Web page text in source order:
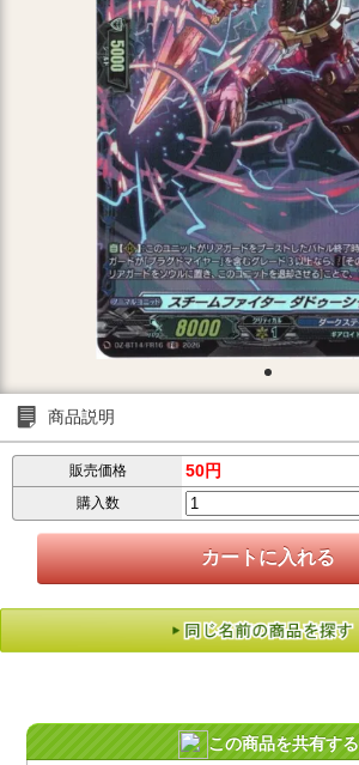
商品説明
販売価格 50円
購入数
この商品を共有する